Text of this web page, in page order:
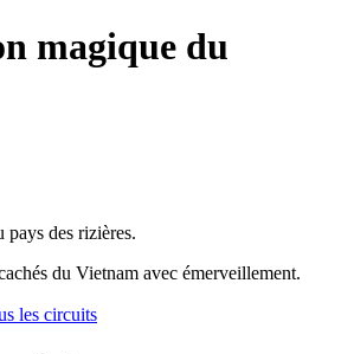
magique du
des rizières.
du Vietnam avec émerveillement.
les circuits